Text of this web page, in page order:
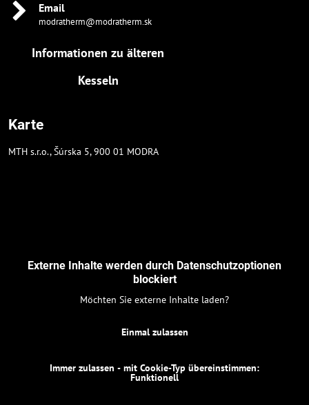
Email
modratherm@modratherm.sk
Informationen zu älteren
Kesseln
Karte
MTH s.r.o., Šúrska 5, 900 01 MODRA
Externe Inhalte werden durch Datenschutzoptionen
blockiert
Möchten Sie externe Inhalte laden?
Einmal zulassen
Immer zulassen - mit Cookie-Typ übereinstimmen:
Funktionell